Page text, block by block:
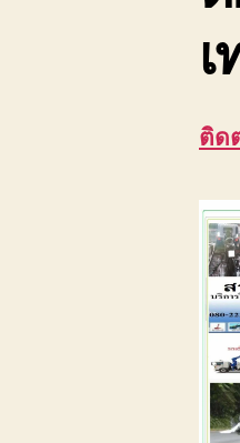
ติด